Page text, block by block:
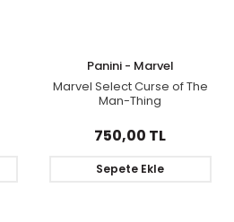
Panini - Marvel
Marvel Select Curse of The
Man-Thing
750,00 TL
Sepete Ekle